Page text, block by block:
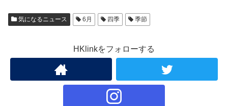
気になるニュース 6月 四季 季節
HKlinkをフォローする